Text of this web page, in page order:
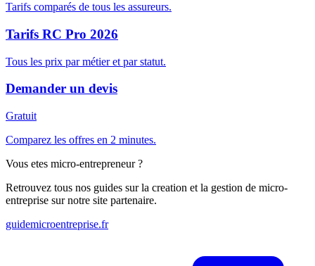
Tarifs comparés de tous les assureurs.
Tarifs RC Pro 2026
Tous les prix par métier et par statut.
Demander un devis
Gratuit
Comparez les offres en 2 minutes.
Vous etes micro-entrepreneur ?
Retrouvez tous nos guides sur la creation et la gestion de micro-
entreprise sur notre site partenaire.
guidemicroentreprise.fr